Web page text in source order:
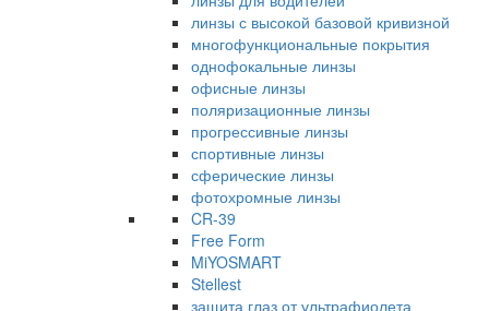
линзы с высокой базовой кривизной
многофункциональные покрытия
однофокальные линзы
офисные линзы
поляризационные линзы
прогрессивные линзы
спортивные линзы
сферические линзы
фотохромные линзы
CR-39
Free Form
MiYOSMART
Stellest
защита глаз от ультрафиолета